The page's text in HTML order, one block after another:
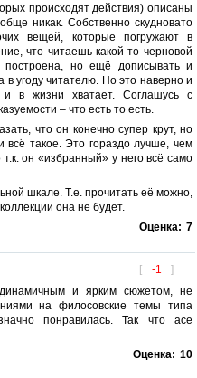
происходят действия) описаны
никак. Собственно скудновато
вещей, которые погружают в
что читаешь какой-то черновой
но ещё дописывать и
в угоду читателю. Но это наверно и
и в жизни хватает. Соглашусь с
– что есть то есть.
что он конечно супер крут, но
такое. Это гораздо лучше, чем
он «избранный» у него всё само
шкале. Т.е. прочитать её можно,
она не будет.
Оценка: 7
[ -1 ]
и ярким сюжетом, не
на филосовские темы типа
понравилась. Так что асе
Оценка: 10